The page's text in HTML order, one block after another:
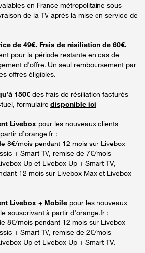
en France métropolitaine sous
de la TV après la mise en service de
de 49€. Frais de résiliation de 60€.
pour la période restante en cas de
d'offre. Un seul remboursement par
offres éligibles.
150€ des frais de résiliation facturés
formulaire disponible ici.
Livebox pour les nouveaux clients
d’orange.fr :
8€/mois pendant 12 mois sur Livebox
+ Smart TV, remise de 7€/mois
Up et Livebox Up + Smart TV,
12 mois sur Livebox Max et Livebox
Livebox + Mobile pour les nouveaux
souscrivant à partir d’orange.fr :
8€/mois pendant 12 mois sur Livebox
+ Smart TV, remise de 2€/mois
Up et Livebox Up + Smart TV.